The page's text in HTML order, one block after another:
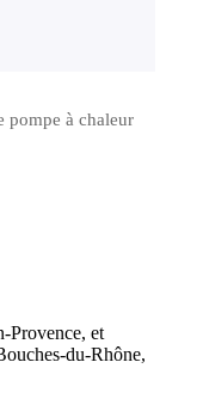
pompe à chaleur
Provence, et
du-Rhône,